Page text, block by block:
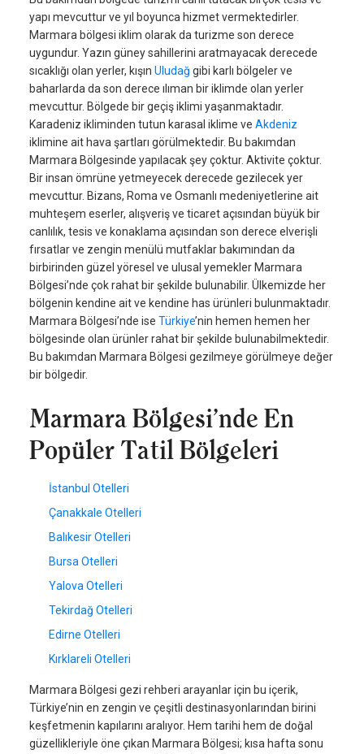
yapı mevcuttur ve yıl boyunca hizmet vermektedirler.
Marmara bölgesi iklim olarak da turizme son derece
uygundur. Yazın güney sahillerini aratmayacak derecede
sıcaklığı olan yerler, kışın Uludağ gibi karlı bölgeler ve
baharlarda da son derece ılıman bir iklimde olan yerler
mevcuttur. Bölgede bir geçiş iklimi yaşanmaktadır.
Karadeniz ikliminden tutun karasal iklime ve Akdeniz
iklimine ait hava şartları görülmektedir. Bu bakımdan
Marmara Bölgesinde yapılacak şey çoktur. Aktivite çoktur.
Bir insan ömrüne yetmeyecek derecede gezilecek yer
mevcuttur. Bizans, Roma ve Osmanlı medeniyetlerine ait
muhteşem eserler, alışveriş ve ticaret açısından büyük bir
canlılık, tesis ve konaklama açısından son derece elverişli
fırsatlar ve zengin menülü mutfaklar bakımından da
birbirinden güzel yöresel ve ulusal yemekler Marmara
Bölgesi’nde çok rahat bir şekilde bulunabilir. Ülkemizde her
bölgenin kendine ait ve kendine has ürünleri bulunmaktadır.
Marmara Bölgesi’nde ise Türkiye’nin hemen hemen her
bölgesinde olan ürünler rahat bir şekilde bulunabilmektedir.
Bu bakımdan Marmara Bölgesi gezilmeye görülmeye değer
bir bölgedir.
Marmara Bölgesi’nde En
Popüler Tatil Bölgeleri
İstanbul Otelleri
Çanakkale Otelleri
Balıkesir Otelleri
Bursa Otelleri
Yalova Otelleri
Tekirdağ Otelleri
Edirne Otelleri
Kırklareli Otelleri
Marmara Bölgesi gezi rehberi arayanlar için bu içerik,
Türkiye’nin en zengin ve çeşitli destinasyonlarından birini
keşfetmenin kapılarını aralıyor. Hem tarihi hem de doğal
güzellikleriyle öne çıkan Marmara Bölgesi; kısa hafta sonu